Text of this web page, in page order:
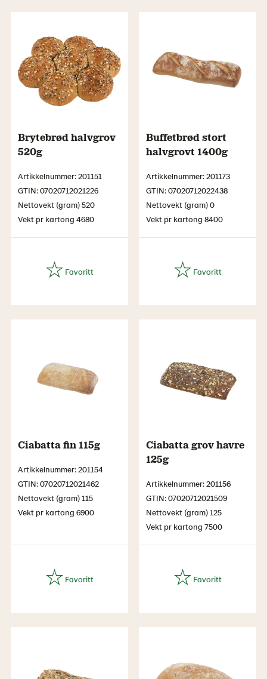
Brytebrød halvgrov
520g
Artikkelnummer: 201151
GTIN: 07020712021226
Nettovekt (gram) 520
Vekt pr kartong 4680
Buffetbrød stort
halvgrovt 1400g
Artikkelnummer: 201173
GTIN: 07020712022438
Nettovekt (gram) 0
Vekt pr kartong 8400
Ciabatta fin 115g
Artikkelnummer: 201154
GTIN: 07020712021462
Nettovekt (gram) 115
Vekt pr kartong 6900
Ciabatta grov havre
125g
Artikkelnummer: 201156
GTIN: 07020712021509
Nettovekt (gram) 125
Vekt pr kartong 7500